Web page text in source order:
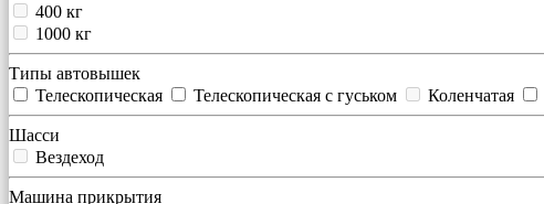
400 кг
1000 кг
Типы автовышек
Телескопическая
Телескопическая с гуськом Коленчатая
Шасси
Вездеход
Машина прикрытия